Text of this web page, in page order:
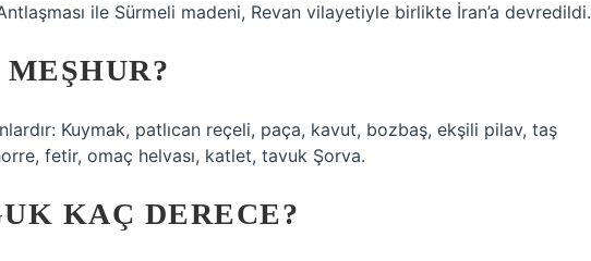
ile Sürmeli madeni, Revan vilayetiyle birlikte İran’a devredildi.
Kuymak, patlıcan reçeli, paça, kavut, bozbaş, ekşili pilav, taş
fetir, omaç helvası, katlet, tavuk Şorva.
KAÇ DERECE?